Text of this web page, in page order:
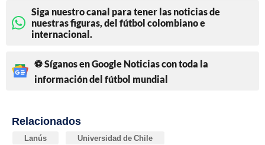
Siga nuestro canal para tener las noticias de
nuestras figuras, del fútbol colombiano e
internacional.
⚽ Síganos en Google Noticias con toda la
información del fútbol mundial
Relacionados
Lanús Universidad de Chile